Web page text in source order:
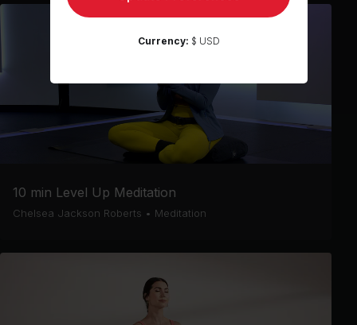
10 min Level Up Meditation
Chelsea Jackson Roberts • Meditation
Currency: $ USD